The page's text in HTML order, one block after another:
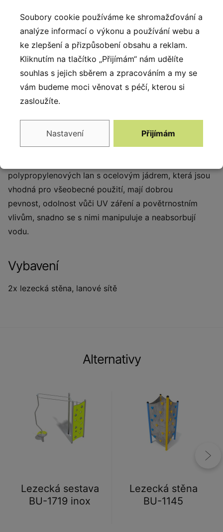
Popis produktu
Řada Organiq je výjimečná nejen díky konstrukci, která
je tvořena z ohýbaných trubek a unikátnímu systému
spojování trubek pomocí technologie vstřikováním, ale
i díky vzhledu. Konstrukce sestavy je vyrobena z černé
oceli, která je chráněna proti korozi pozinkováním a
práškovým lakováním polyesterovou barvou. Desky
jsou vyrobeny z barevného třívrstvého 15 mm silného
HDPE polyethylenu nejvyšší kvality, odolného proti
polypropylenových lan s ocelovým jádrem, která jsou
vhodná pro všeobecné použití, mají dobrou
pevnost, odolnost vůči UV záření a povětrnostním
vlivům, snadno se s nimi manipuluje a neabsorbují
vodu.
Vybavení
2x lezecká stěna, lanové sítě
Alternativy
Lezecká sestava
BU-1719 inox
Lezecká stěna
BU-1145
Soubory cookie používáme ke shromažďování a
analýze informací o výkonu a používání webu a
ke zlepšení a přizpůsobení obsahu a reklam.
Kliknutím na tlačítko „Přijímám“ nám udělíte
souhlas s jejich sběrem a zpracováním a my se
vám budeme moci věnovat s péčí, kterou si
zasloužíte.
Nastavení Přijímám